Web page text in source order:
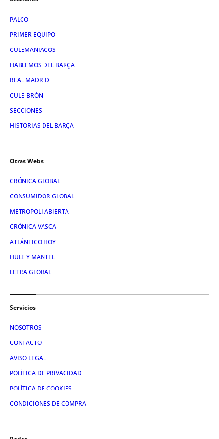
PALCO
PRIMER EQUIPO
CULEMANIACOS
HABLEMOS DEL BARÇA
REAL MADRID
CULE-BRÓN
SECCIONES
HISTORIAS DEL BARÇA
Otras Webs
CRÓNICA GLOBAL
CONSUMIDOR GLOBAL
METROPOLI ABIERTA
CRÓNICA VASCA
ATLÁNTICO HOY
HULE Y MANTEL
LETRA GLOBAL
Servicios
NOSOTROS
CONTACTO
AVISO LEGAL
POLÍTICA DE PRIVACIDAD
POLÍTICA DE COOKIES
CONDICIONES DE COMPRA